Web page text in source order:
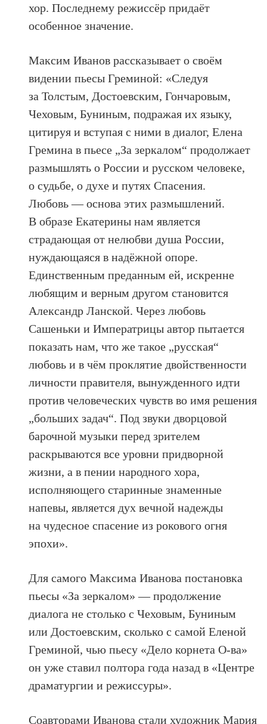
хор. Последнему режиссёр придаёт
особенное значение.
Максим Иванов рассказывает о своём
видении пьесы Греминой: «Следуя
за Толстым, Достоевским, Гончаровым,
Чеховым, Буниным, подражая их языку,
цитируя и вступая с ними в диалог, Елена
Гремина в пьесе „За зеркалом“ продолжает
размышлять о России и русском человеке,
о судьбе, о духе и путях Спасения.
Любовь — основа этих размышлений.
В образе Екатерины нам является
страдающая от нелюбви душа России,
нуждающаяся в надёжной опоре.
Единственным преданным ей, искренне
любящим и верным другом становится
Александр Ланской. Через любовь
Сашеньки и Императрицы автор пытается
показать нам, что же такое „русская“
любовь и в чём проклятие двойственности
личности правителя, вынужденного идти
против человеческих чувств во имя решения
„больших задач“. Под звуки дворцовой
барочной музыки перед зрителем
раскрываются все уровни придворной
жизни, а в пении народного хора,
исполняющего старинные знаменные
напевы, является дух вечной надежды
на чудесное спасение из рокового огня
эпохи».
Для самого Максима Иванова постановка
пьесы «За зеркалом» — продолжение
диалога не столько с Чеховым, Буниным
или Достоевским, сколько с самой Еленой
Греминой, чью пьесу «Дело корнета О-ва»
он уже ставил полтора года назад в «Центре
драматургии и режиссуры».
Соавторами Иванова стали художник Мария